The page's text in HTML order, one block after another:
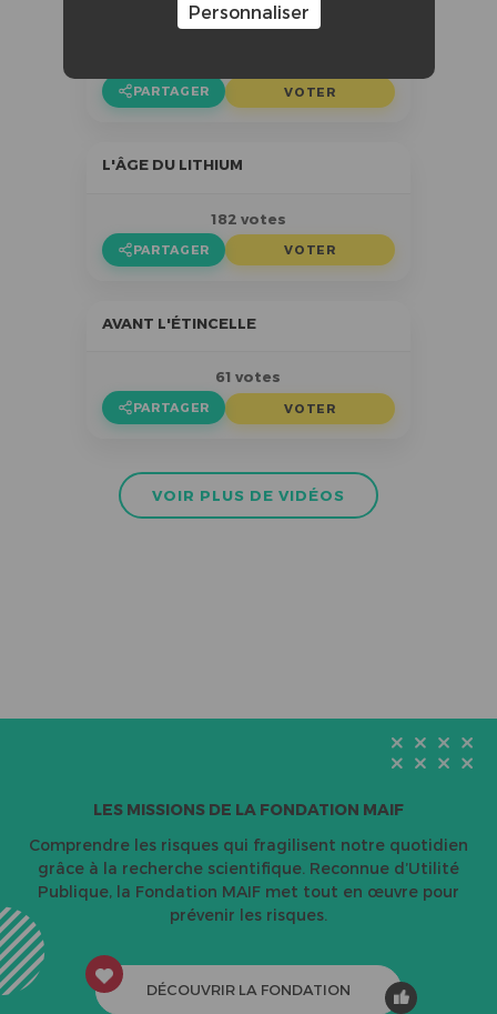
TROIS JOURS À MAROUFLER
PARTAGER VOTER
L'ÂGE DU LITHIUM
182 votes
PARTAGER VOTER
AVANT L'ÉTINCELLE
61 votes
PARTAGER VOTER
VOIR PLUS DE VIDÉOS
LES MISSIONS DE LA FONDATION MAIF
Comprendre les risques qui fragilisent notre quotidien
grâce à la recherche scientifique. Reconnue d’Utilité
Publique, la Fondation MAIF met tout en œuvre pour
prévenir les risques.
DÉCOUVRIR LA FONDATION
Personnaliser